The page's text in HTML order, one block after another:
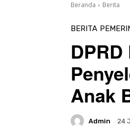
Beranda Berita
BERITA
Anak
Admin 24